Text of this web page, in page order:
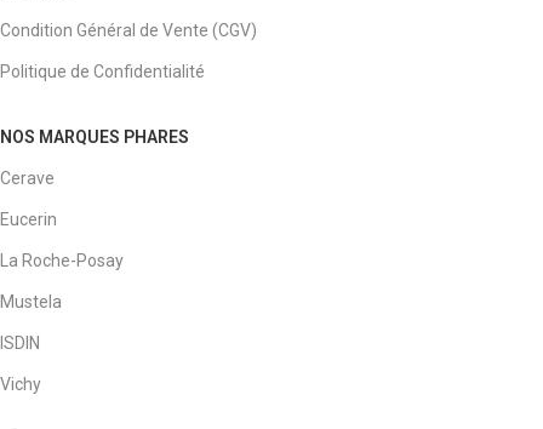
Condition Général de Vente (CGV)
Politique de Confidentialité
NOS MARQUES PHARES
Cerave
Eucerin
La Roche-Posay
Mustela
ISDIN
Vichy